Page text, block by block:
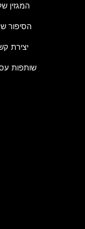
המגזין
הסיפור
יצירת
שותפות